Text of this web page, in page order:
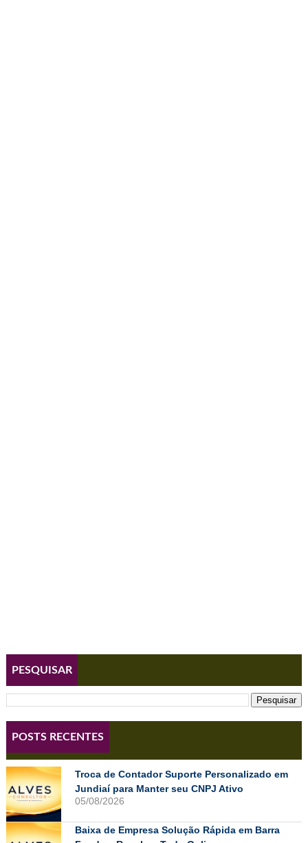
PESQUISAR
POSTS RECENTES
Troca de Contador Suporte Personalizado em
Jundiaí para Manter seu CNPJ Ativo
05/08/2026
Baixa de Empresa Solução Rápida em Barra